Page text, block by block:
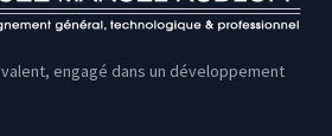
engagé dans un développement